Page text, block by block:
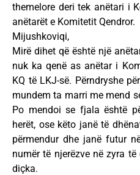
themelore deri tek anëtari i
anëtarët e Komitetit Qendror.
Mijushkoviqi,
Mirë dihet që është një
nuk ka qenë as anëtar i
KQ të LKJ-së. Përndryshe
mundem ta marri me mend
Po mendoi se fjala është
herët, ose këto janë të
përmendur dhe janë futur
numër të njerëzve në zyra
diçka.